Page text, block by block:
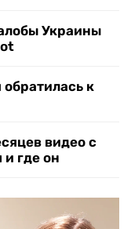
Украины
к
видео с
где он